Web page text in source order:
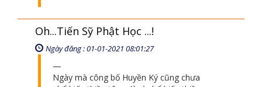
Oh...Tiến Sỹ Phật Học ...!
Ngày đăng : 01-01-2021 08:01:27
Ngày mà công bố Huyền Ký cũng chưa